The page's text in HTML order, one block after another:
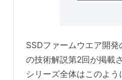
SSDファームウエア開
の技術解説第2回が掲載
シリーズ全体はこのよう